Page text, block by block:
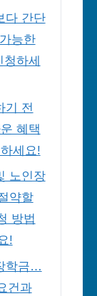
다 간단
능한
하세
기 전
혜택
세요!
노인장
약할
방법
!
학금…
건과